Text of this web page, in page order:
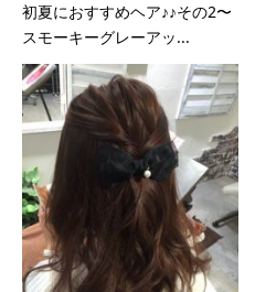
初夏におすすめヘア♪♪その2〜
スモーキーグレーアッ...